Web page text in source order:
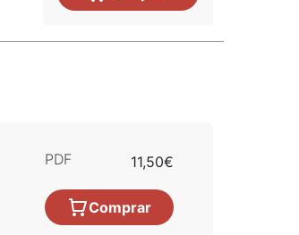
PDF 11,50€
Comprar